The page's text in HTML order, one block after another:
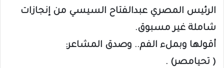
الرئيس المصري عبدالفتاح السيسي من إنجازات
شاملة غير مسبوق.
أقولها وبملء الفم.. وصدق المشاعر:
( تحيامصر) .